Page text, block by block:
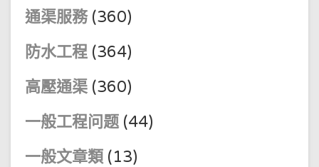
通渠服務 (360)
防水工程 (364)
高壓通渠 (360)
一般工程问题 (44)
一般文章類 (13)